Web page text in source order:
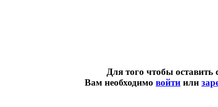
Для того чтобы оставить
Вам необходимо войти или